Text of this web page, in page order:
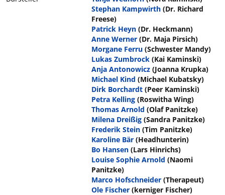
Stephan Kampwirth (Dr. Richard
Freese)
Patrick Heyn (Dr. Heckmann)
Anne Werner (Dr. Maja Pirsich)
Morgane Ferru (Schwester Mandy)
Lukas Zumbrock (Kai Kaminski)
Anja Antonowicz (Joanna Krupka)
Michael Kind (Michael Kubatsky)
Dirk Borchardt (Peer Kaminski)
Petra Kelling (Roswitha Wing)
Thomas Arnold (Olaf Panitzke)
Milena Dreißig (Sandra Panitzke)
Frederik Stein (Tim Panitzke)
Karoline Bär (Headhunterin)
Bo Hansen (Lars Hinrichs)
Louise Sophie Arnold (Naomi
Panitzke)
Marco Hofschneider (Therapeut)
Ole Fischer (kerniger Fischer)